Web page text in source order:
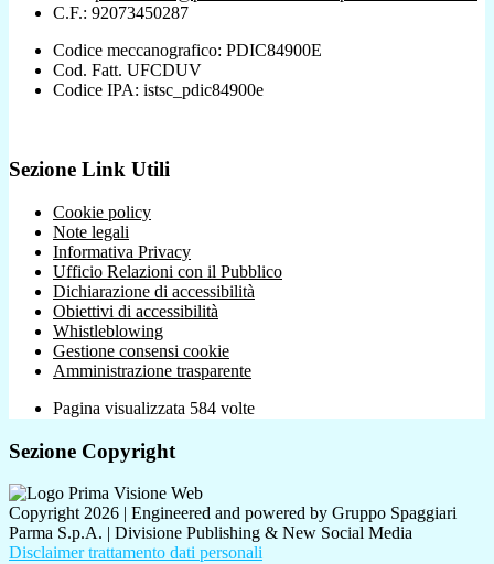
C.F.: 92073450287
Codice meccanografico: PDIC84900E
Cod. Fatt. UFCDUV
Codice IPA: istsc_pdic84900e
Sezione Link Utili
Cookie policy
Note legali
Informativa Privacy
Ufficio Relazioni con il Pubblico
Dichiarazione di accessibilità
Obiettivi di accessibilità
Whistleblowing
Gestione consensi cookie
Amministrazione trasparente
Pagina visualizzata 584 volte
Sezione Copyright
Copyright 2026 | Engineered and powered by Gruppo Spaggiari
Parma S.p.A. | Divisione Publishing & New Social Media
Disclaimer trattamento dati personali